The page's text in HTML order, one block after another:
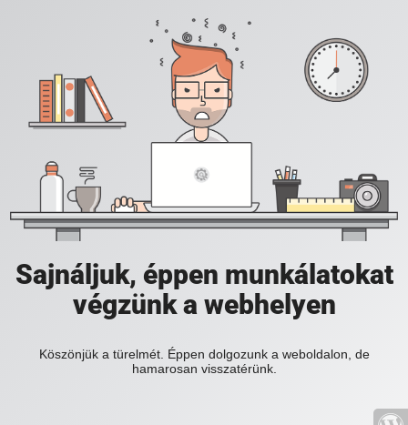
Sajnáljuk, éppen munkálatokat
végzünk a webhelyen
Köszönjük a türelmét. Éppen dolgozunk a weboldalon, de
hamarosan visszatérünk.